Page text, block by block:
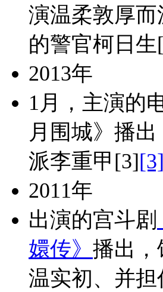
演温柔敦厚而
的警官柯日生
2013年
1月，主演的
月围城》播出
派李重甲 [3][3]
2011年
出演的宫斗剧
嬛传》 播出，
温实初、并担